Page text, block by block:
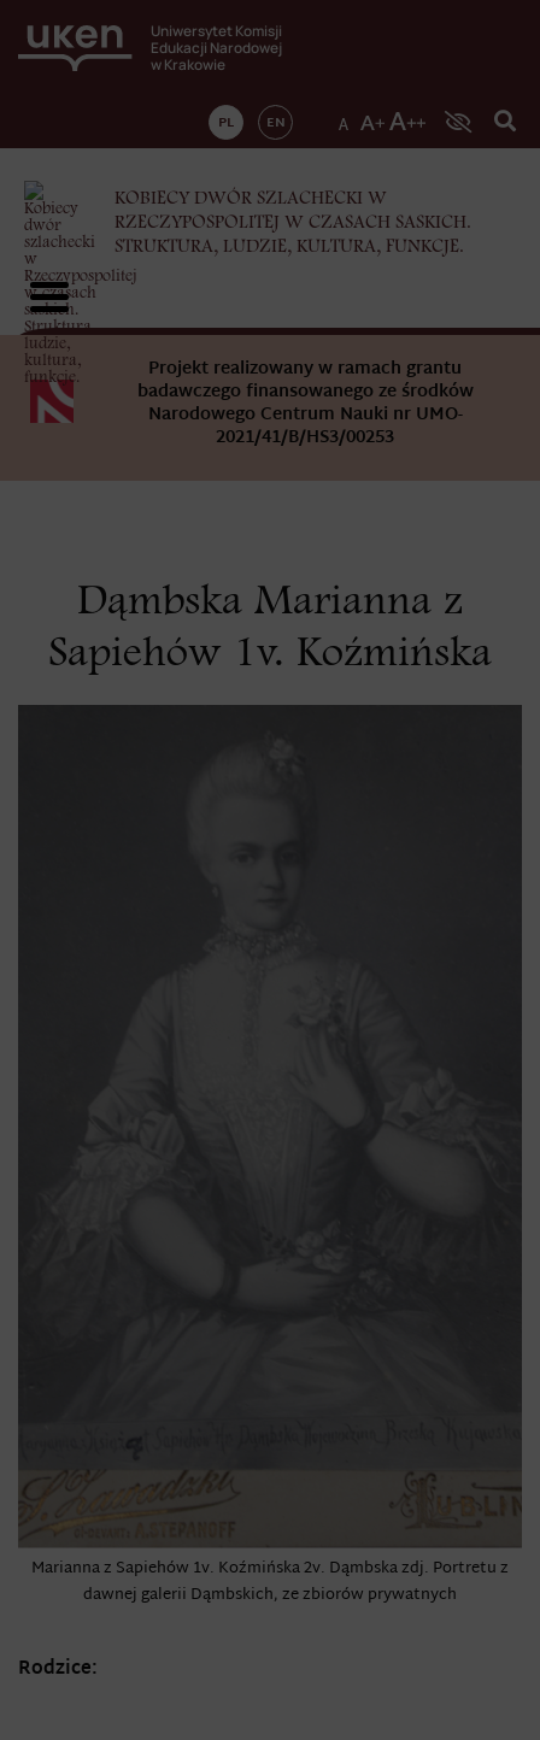
Uniwersytet Komisji
Edukacji Narodowej
w Krakowie
PL EN
KOBIECY DWÓR SZLACHECKI W
RZECZYPOSPOLITEJ W CZASACH SASKICH.
STRUKTURA, LUDZIE, KULTURA, FUNKCJE.
Projekt realizowany w ramach grantu
badawczego finansowanego ze środków
Narodowego Centrum Nauki nr UMO-
2021/41/B/HS3/00253
Dąmbska Marianna z
Sapiehów 1v. Koźmińska
Marianna z Sapiehów 1v. Koźmińska 2v. Dąmbska zdj. Portretu z
dawnej galerii Dąmbskich, ze zbiorów prywatnych
Rodzice: